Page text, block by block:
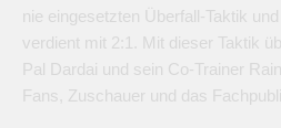
nie eingesetzten Überfall-Taktik
verdient mit 2:1. Mit dieser Taktik
Pal Dardai und sein Co-Trainer
Fans, Zuschauer und das